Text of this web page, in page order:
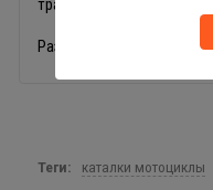
транспортного средства
Размер в собранном виде
Теги: каталки мотоциклы